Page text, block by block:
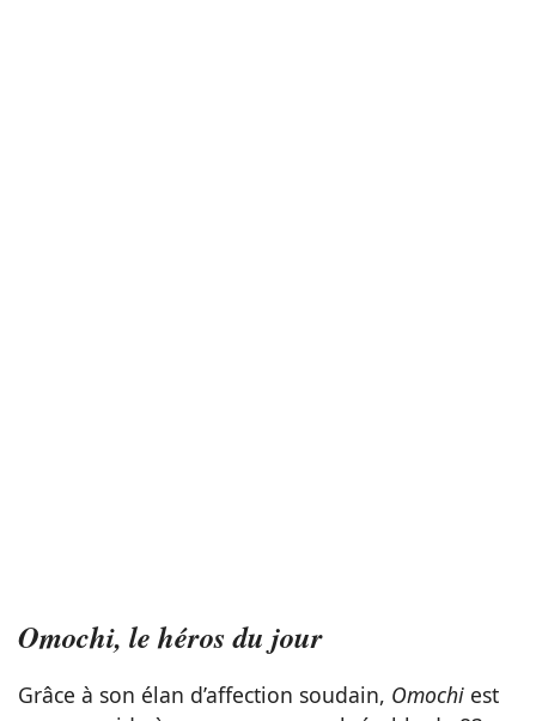
Omochi, le héros du jour
Grâce à son élan d’affection soudain, Omochi est